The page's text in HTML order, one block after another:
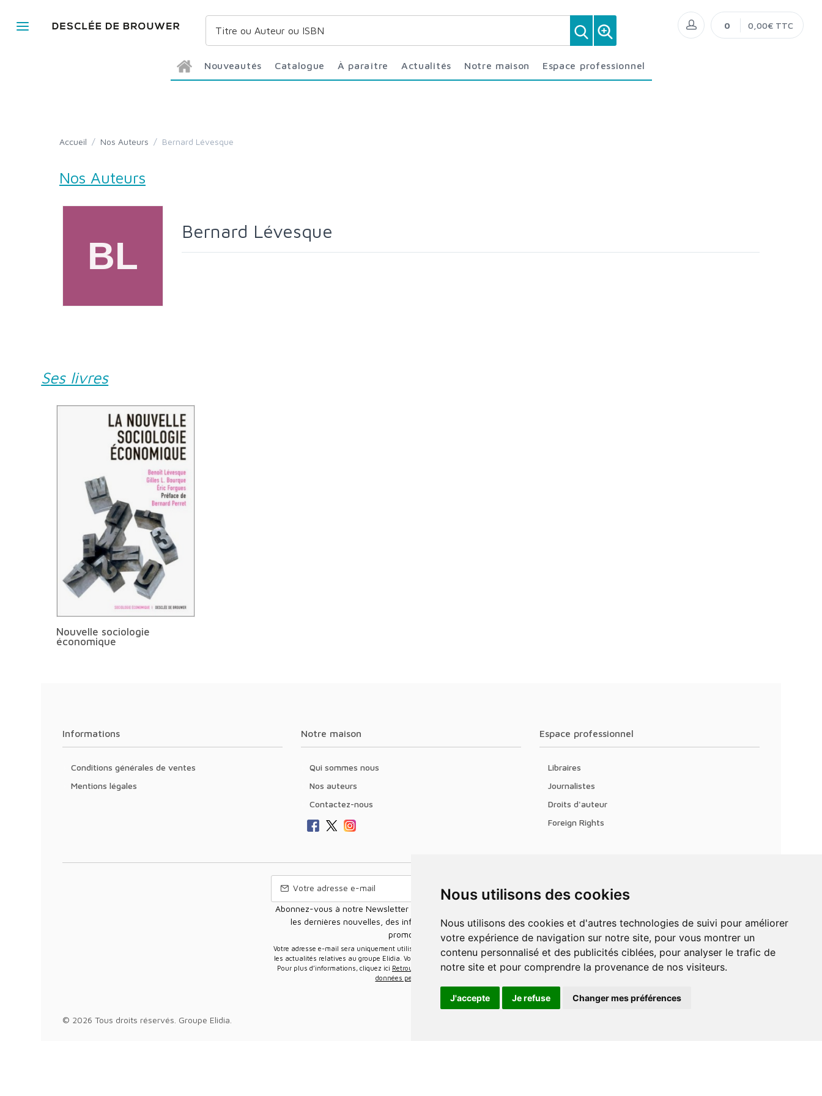
Nous utilisons des cookies
Nous utilisons des cookies et d'autres technologies de suivi pour améliorer
votre expérience de navigation sur notre site, pour vous montrer un
contenu personnalisé et des publicités ciblées, pour analyser le trafic de
notre site et pour comprendre la provenance de nos visiteurs.
J'accepte Je refuse Changer mes préférences
Nouveautés Catalogue À paraître Actualités Notre maison Espace professionnel
0 0,00€ TTC
Accueil / Nos Auteurs / Bernard Lévesque
Nos Auteurs
Bernard Lévesque
Ses livres
Nouvelle sociologie
économique
Informations
Conditions générales de ventes
Mentions légales
Notre maison
Qui sommes nous
Nos auteurs
Contactez-nous
Espace professionnel
Libraires
Journalistes
Droits d'auteur
Foreign Rights
Abonnez-vous à notre Newsletter pour recevoir nos nouvelles offres,
les dernières nouvelles, des informations sur les ventes et les
promotions.
Votre adresse e-mail sera uniquement utilisée pour vous envoyer des informations sur
les actualités relatives au groupe Elidia. Vous pouvez vous désinscrire à tout moment.
Pour plus d’informations, cliquez ici Retrouvez ici notre politique de protection de vos
données personnelles
© 2026 Tous droits réservés. Groupe Elidia